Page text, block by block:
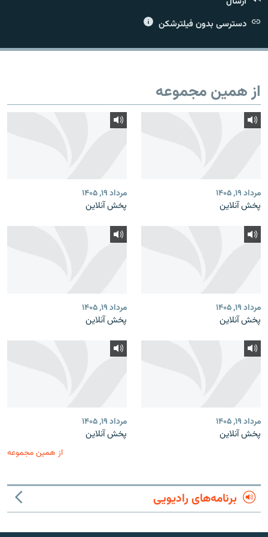
دسترسی بدون فیلترشکن
از همین مجموعه
مرداد ۱۹, ۱۴۰۵
پخش آنلاین
مرداد ۱۹, ۱۴۰۵
پخش آنلاین
مرداد ۱۹, ۱۴۰۵
پخش آنلاین
مرداد ۱۹, ۱۴۰۵
پخش آنلاین
مرداد ۱۹, ۱۴۰۵
پخش آنلاین
مرداد ۱۹, ۱۴۰۵
پخش آنلاین
از همین مجموعه
برنامه‌های رادیویی